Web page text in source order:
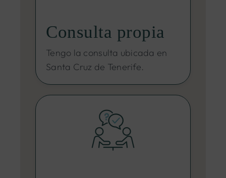
Consulta propia
Tengo la consulta ubicada en
Santa Cruz de Tenerife.